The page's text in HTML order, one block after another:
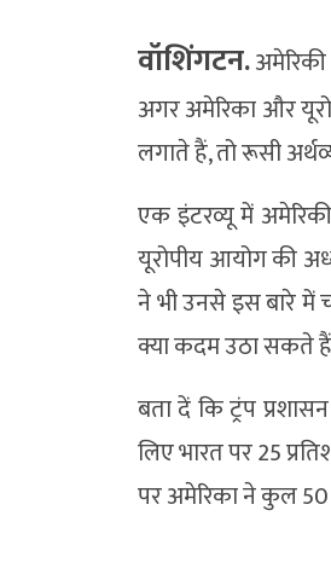
वॉशिंगटन.
अगर अमेरिका और
लगाते हैं, तो रूसी
एक इंटरव्यू में अमेरिकी
यूरोपीय आयोग की
ने भी उनसे इस बारे में
क्या कदम उठा सकते
बता दें कि ट्रंप
लिए भारत पर 25
पर अमेरिका ने कुल